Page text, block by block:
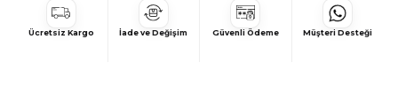
Ücretsiz Kargo İade ve Değişim Güvenli Ödeme Müşteri Desteği